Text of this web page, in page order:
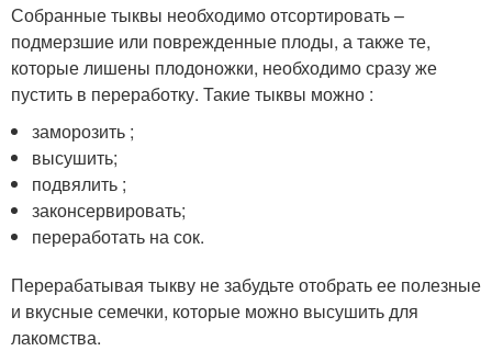
Собранные тыквы необходимо отсортировать –
подмерзшие или поврежденные плоды, а также те,
которые лишены плодоножки, необходимо сразу же
пустить в переработку. Такие тыквы можно :
заморозить ;
высушить;
подвялить ;
законсервировать;
переработать на сок.
Перерабатывая тыкву не забудьте отобрать ее полезные
и вкусные семечки, которые можно высушить для
лакомства.